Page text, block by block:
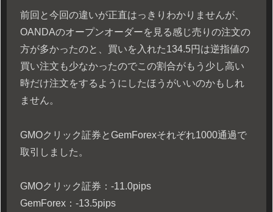
前回と今回の違いが正直はっきりわかりませんが、
OANDAのオープンオーダーを見る感じ売りの注文の
方が多かったのと、買いを入れた134.5円は逆指値の
買い注文も少なかったのでこの割合がもう少し高い
時だけ注文をするようにしたほうがいいのかもしれ
ません。
GMOクリック証券とGemForexそれぞれ1000通過で
取引しました。
GMOクリック証券：-11.0pips
GemForex：-13.5pips